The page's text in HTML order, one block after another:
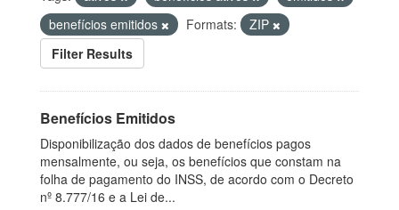
benefícios emitidos
Formats:
ZIP
Filter Results
Benefícios Emitidos
Disponibilização dos dados de benefícios pagos
mensalmente, ou seja, os benefícios que constam na
folha de pagamento do INSS, de acordo com o Decreto
nº 8.777/16 e a Lei de...